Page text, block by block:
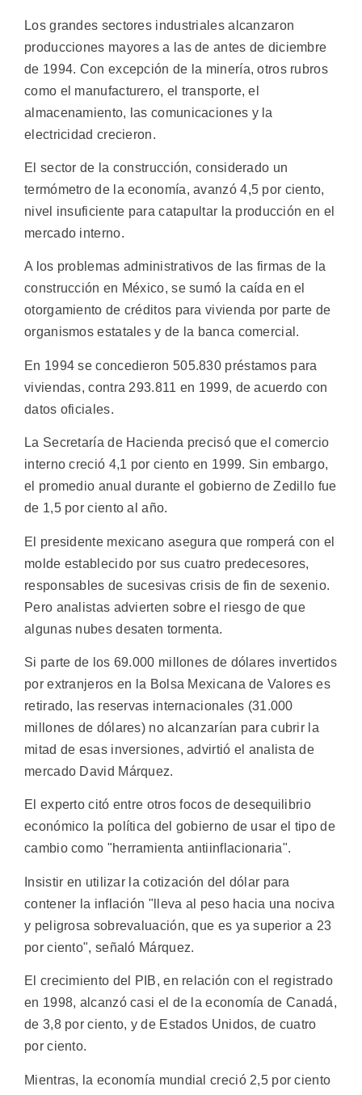
Los grandes sectores industriales alcanzaron
producciones mayores a las de antes de diciembre
de 1994. Con excepción de la minería, otros rubros
como el manufacturero, el transporte, el
almacenamiento, las comunicaciones y la
electricidad crecieron.
El sector de la construcción, considerado un
termómetro de la economía, avanzó 4,5 por ciento,
nivel insuficiente para catapultar la producción en el
mercado interno.
A los problemas administrativos de las firmas de la
construcción en México, se sumó la caída en el
otorgamiento de créditos para vivienda por parte de
organismos estatales y de la banca comercial.
En 1994 se concedieron 505.830 préstamos para
viviendas, contra 293.811 en 1999, de acuerdo con
datos oficiales.
La Secretaría de Hacienda precisó que el comercio
interno creció 4,1 por ciento en 1999. Sin embargo,
el promedio anual durante el gobierno de Zedillo fue
de 1,5 por ciento al año.
El presidente mexicano asegura que romperá con el
molde establecido por sus cuatro predecesores,
responsables de sucesivas crisis de fin de sexenio.
Pero analistas advierten sobre el riesgo de que
algunas nubes desaten tormenta.
Si parte de los 69.000 millones de dólares invertidos
por extranjeros en la Bolsa Mexicana de Valores es
retirado, las reservas internacionales (31.000
millones de dólares) no alcanzarían para cubrir la
mitad de esas inversiones, advirtió el analista de
mercado David Márquez.
El experto citó entre otros focos de desequilibrio
económico la política del gobierno de usar el tipo de
cambio como "herramienta antiinflacionaria".
Insistir en utilizar la cotización del dólar para
contener la inflación "lleva al peso hacia una nociva
y peligrosa sobrevaluación, que es ya superior a 23
por ciento", señaló Márquez.
El crecimiento del PIB, en relación con el registrado
en 1998, alcanzó casi el de la economía de Canadá,
de 3,8 por ciento, y de Estados Unidos, de cuatro
por ciento.
Mientras, la economía mundial creció 2,5 por ciento